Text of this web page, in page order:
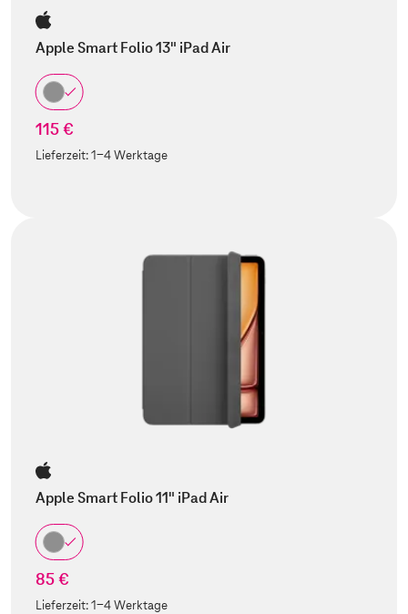
Apple Smart Folio 13" iPad Air
115 €
Lieferzeit:1-4 Werktage
Apple Smart Folio 11" iPad Air
85 €
Lieferzeit:1-4 Werktage